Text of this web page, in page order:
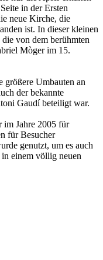
in der Ersten
neue Kirche, die
ist. In dieser kleinen
von dem berühmten
Mòger im 15.
größere Umbauten an
der bekannte
Gaudí beteiligt war.
im Jahre 2005 für
für Besucher
genutzt, um es auch
einem völlig neuen